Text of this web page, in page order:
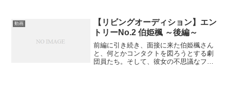
やっちょの《セーラーPHOTO》☆★ニコ
生の時間に...
動画
【リビングオーディション】エン
トリーNo.2 伯姫楓 ～後編～
前編に引き続き、面接に来た伯姫楓さん
と、何とかコンタクトを図ろうとする劇
団員たち。そして、彼女の不思議なフェ